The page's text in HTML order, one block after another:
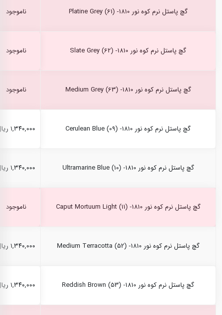
گچ پاستل نرم کوه نور Platine Grey (61) -1810 ناموجود
گچ پاستل نرم کوه نور Slate Grey (62) -1810 ناموجود
گچ پاستل نرم کوه نور Medium Grey (63) -1810 ناموجود
گچ پاستل نرم کوه نور Cerulean Blue (09) -1810 ۱,۳۴۰,۰۰۰ ریال
گچ پاستل نرم کوه نور Ultramarine Blue (10) -1810 ۱,۳۴۰,۰۰۰ ریال
گچ پاستل نرم کوه نور Caput Mortuum Light (11) -1810 ناموجود
گچ پاستل نرم کوه نور Medium Terracotta (52) -1810 ۱,۳۴۰,۰۰۰ ریال
گچ پاستل نرم کوه نور Reddish Brown (53) -1810 ۱,۳۴۰,۰۰۰ ریال